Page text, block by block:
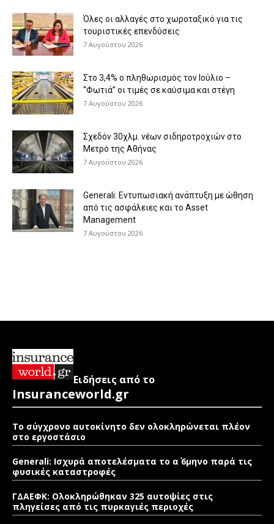
Όλες οι αλλαγές στο χωροταξικό για τις
τουριστικές επενδύσεις
7 Αυγούστου 2026
Στο 3,4% ο πληθωρισμός τον Ιούλιο –
“Φωτιά” οι τιμές σε καύσιμα και στέγη
7 Αυγούστου 2026
Σχεδόν 30χλμ. νέων σιδηροτροχιών στο
Μετρό της Αθήνας
7 Αυγούστου 2026
Generali: Eντυπωσιακή ανάπτυξη με ώθηση
από τις ασφάλειες και το Asset
Management
7 Αυγούστου 2026
Ειδήσεις από το
Insuranceworld.gr
Το σύγχρονο αυτοκίνητο δεν ολοκληρώνεται πλέον
στο εργοστάσιο
Generali: Ισχυρά αποτελέσματα το α΄ 6μηνο παρά τις
φυσικές καταστροφές
ΓΔΑΕΦΚ: Ολοκληρώθηκαν 325 αυτοψίες στις
πληγείσες από τις πυρκαγιές περιοχές